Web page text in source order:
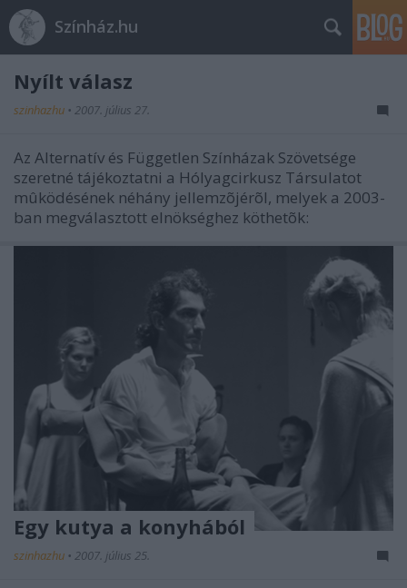
Színház.hu
Nyílt válasz
szinhazhu • 2007. július 27.
Az Alternatív és Független Színházak Szövetsége
szeretné tájékoztatni a Hólyagcirkusz Társulatot
mûködésének néhány jellemzõjérõl, melyek a 2003-
ban megválasztott elnökséghez köthetõk:
Egy kutya a konyhából
szinhazhu • 2007. július 25.